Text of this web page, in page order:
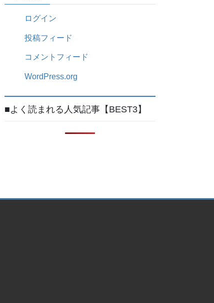
ログイン
投稿フィード
コメントフィード
WordPress.org
■よく読まれる人気記事【BEST3】